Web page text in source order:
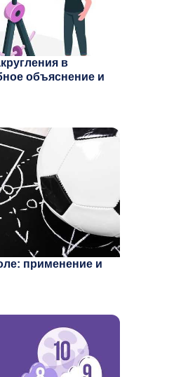
в
объяснение и
применение и